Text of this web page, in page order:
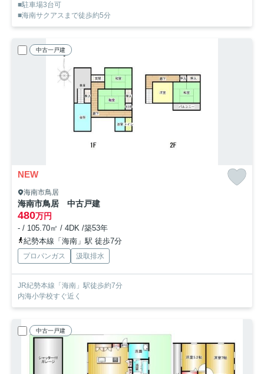
■駐車場3台可
■海南サクアスまで徒歩約5分
中古一戸建
NEW
海南市鳥居
海南市鳥居 中古戸建
480万円
- / 105.70㎡ / 4DK /築53年
紀勢本線「海南」駅 徒歩7分
プロパンガス 汲取排水
JR紀勢本線「海南」駅徒歩約7分
内海小学校すぐ近く
中古一戸建